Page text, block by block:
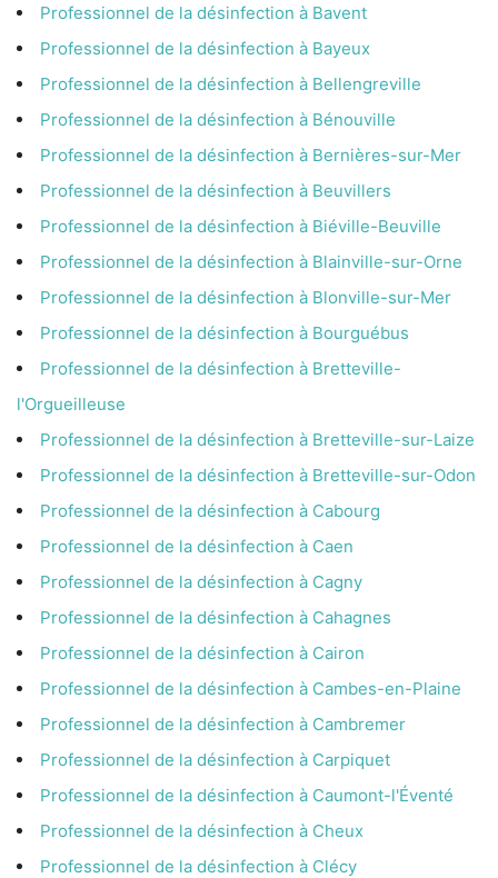
Professionnel de la désinfection à Bavent
Professionnel de la désinfection à Bayeux
Professionnel de la désinfection à Bellengreville
Professionnel de la désinfection à Bénouville
Professionnel de la désinfection à Bernières-sur-Mer
Professionnel de la désinfection à Beuvillers
Professionnel de la désinfection à Biéville-Beuville
Professionnel de la désinfection à Blainville-sur-Orne
Professionnel de la désinfection à Blonville-sur-Mer
Professionnel de la désinfection à Bourguébus
Professionnel de la désinfection à Bretteville-
l'Orgueilleuse
Professionnel de la désinfection à Bretteville-sur-Laize
Professionnel de la désinfection à Bretteville-sur-Odon
Professionnel de la désinfection à Cabourg
Professionnel de la désinfection à Caen
Professionnel de la désinfection à Cagny
Professionnel de la désinfection à Cahagnes
Professionnel de la désinfection à Cairon
Professionnel de la désinfection à Cambes-en-Plaine
Professionnel de la désinfection à Cambremer
Professionnel de la désinfection à Carpiquet
Professionnel de la désinfection à Caumont-l'Éventé
Professionnel de la désinfection à Cheux
Professionnel de la désinfection à Clécy